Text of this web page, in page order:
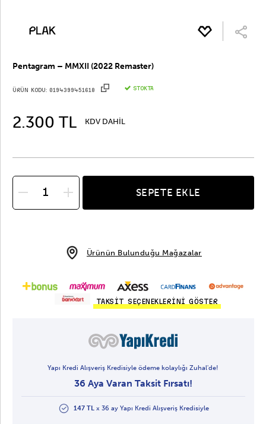
Pentagram – MMXII (2022 Remaster)
ÜRÜN KODU: 0194399451618 STOKTA
2.300 TL KDV DAHİL
SEPETE EKLE
Ürünün Bulunduğu Mağazalar
TAKSİT SEÇENEKLERİNİ GÖSTER
Yapı Kredi Alışveriş Kredisiyle ödeme kolaylığı Zuhal'de!
36 Aya Varan Taksit Fırsatı!
147 TLx 36 ay Yapı Kredi Alışveriş Kredisiyle